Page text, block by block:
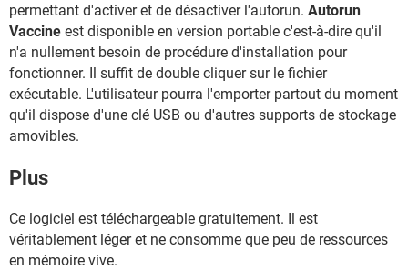
permettant d'activer et de désactiver l'autorun. Autorun
Vaccine est disponible en version portable c'est-à-dire qu'il
n'a nullement besoin de procédure d'installation pour
fonctionner. Il suffit de double cliquer sur le fichier
exécutable. L'utilisateur pourra l'emporter partout du moment
qu'il dispose d'une clé USB ou d'autres supports de stockage
amovibles.
Plus
Ce logiciel est téléchargeable gratuitement. Il est
véritablement léger et ne consomme que peu de ressources
en mémoire vive.